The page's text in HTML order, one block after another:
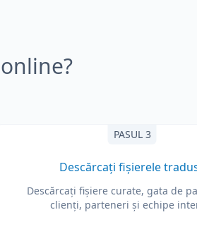
PASUL 3
Descărcați fișierele
Descărcați fișiere curate, gata de
clienți, parteneri și echipe